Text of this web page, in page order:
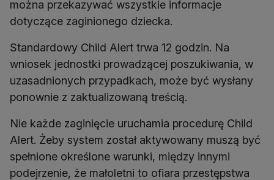
można przekazywać wszystkie informacje
dotyczące zaginionego dziecka.
Standardowy Child Alert trwa 12 godzin. Na
wniosek jednostki prowadzącej poszukiwania, w
uzasadnionych przypadkach, może być wysłany
ponownie z zaktualizowaną treścią.
Nie każde zaginięcie uruchamia procedurę Child
Alert. Żeby system został aktywowany muszą być
spełnione określone warunki, między innymi
podejrzenie, że małoletni to ofiara przestępstwa